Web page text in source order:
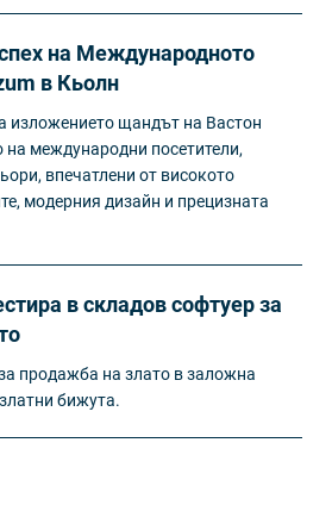
на Международното
в Кьолн
изложението щандът на Вастон
международни посетители,
впечатлени от високото
модерния дизайн и прецизната
в складов софтуер за
продажба на злато в заложна
бижута.